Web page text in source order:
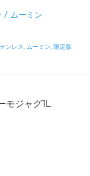
/ ムーミン
ンレス, ムーミン, 限定版
ジャグ1L